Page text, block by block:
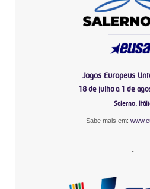
Jogos Europeus
18 de julho a 1 de
Salerno,
Sabe mais em:
-